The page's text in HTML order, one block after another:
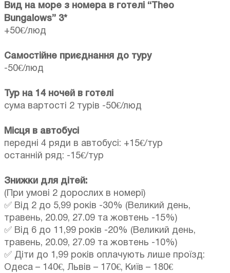
Вид на море з номера в готелі “Theo
Bungalows” 3*
+50€/люд
Самостійне приєднання до туру
-50€/люд
Тур на 14 ночей в готелі
сума вартості 2 турів -50€/люд
Місця в автобусі
передні 4 ряди в автобусі: +15€/тур
останній ряд: -15€/тур
Знижки для дітей:
(При умові 2 дорослих в номері)
✅ Від 2 до 5,99 років -30% (Великий день,
травень, 20.09, 27.09 та жовтень -15%)
✅ Від 6 до 11,99 років -20% (Великий день,
травень, 20.09, 27.09 та жовтень -10%)
✅ Діти до 1,99 років оплачують лише проїзд:
Одеса – 140€, Львів – 170€, Київ – 180€